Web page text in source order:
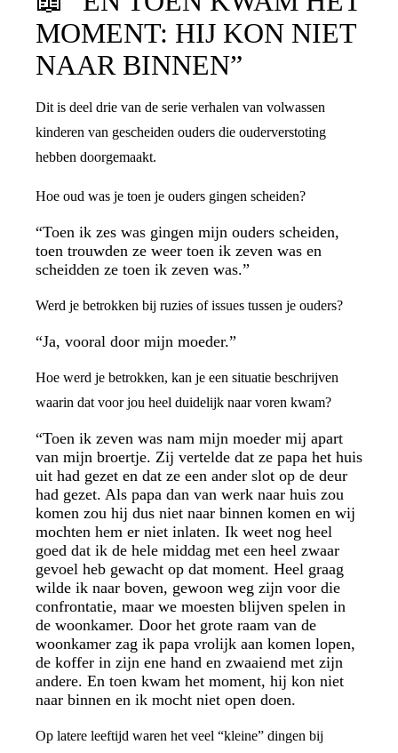
MOMENT: HIJ KON NIET
NAAR BINNEN”
Dit is deel drie van de serie verhalen van volwassen
kinderen van gescheiden ouders die ouderverstoting
hebben doorgemaakt.
Hoe oud was je toen je ouders gingen scheiden?
“Toen ik zes was gingen mijn ouders scheiden,
toen trouwden ze weer toen ik zeven was en
scheidden ze toen ik zeven was.”
Werd je betrokken bij ruzies of issues tussen je ouders?
“Ja, vooral door mijn moeder.”
Hoe werd je betrokken, kan je een situatie beschrijven
waarin dat voor jou heel duidelijk naar voren kwam?
“Toen ik zeven was nam mijn moeder mij apart
van mijn broertje. Zij vertelde dat ze papa het huis
uit had gezet en dat ze een ander slot op de deur
had gezet. Als papa dan van werk naar huis zou
komen zou hij dus niet naar binnen komen en wij
mochten hem er niet inlaten. Ik weet nog heel
goed dat ik de hele middag met een heel zwaar
gevoel heb gewacht op dat moment. Heel graag
wilde ik naar boven, gewoon weg zijn voor die
confrontatie, maar we moesten blijven spelen in
de woonkamer. Door het grote raam van de
woonkamer zag ik papa vrolijk aan komen lopen,
de koffer in zijn ene hand en zwaaiend met zijn
andere. En toen kwam het moment, hij kon niet
naar binnen en ik mocht niet open doen.
Op latere leeftijd waren het veel “kleine” dingen bij